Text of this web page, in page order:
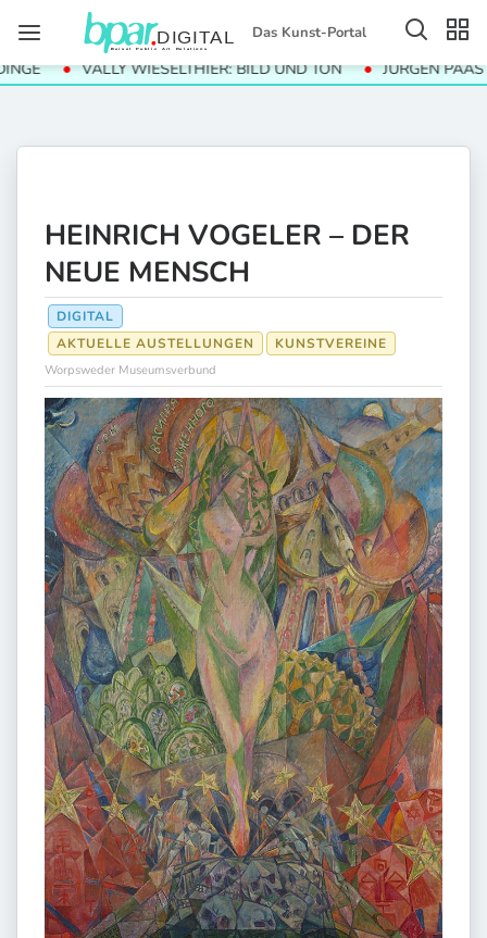
Das Kunst-Portal
VALLY WIESELTHIER: BILD UND TON JÜRGEN PAAS
HEINRICH VOGELER – DER
NEUE MENSCH
DIGITAL
AKTUELLE AUSTELLUNGEN
KUNSTVEREINE
Worpsweder Museumsverbund